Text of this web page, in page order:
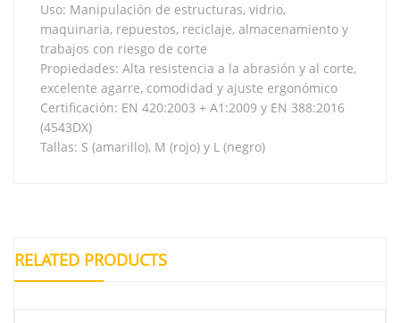
Uso: Manipulación de estructuras, vidrio,
maquinaria, repuestos, reciclaje, almacenamiento y
trabajos con riesgo de corte
Propiedades: Alta resistencia a la abrasión y al corte,
excelente agarre, comodidad y ajuste ergonómico
Certificación: EN 420:2003 + A1:2009 y EN 388:2016
(4543DX)
Tallas: S (amarillo), M (rojo) y L (negro)
RELATED PRODUCTS